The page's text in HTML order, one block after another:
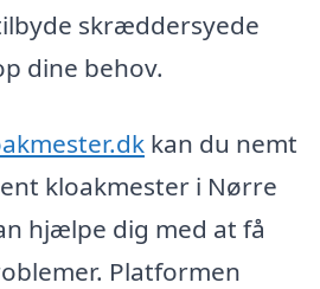
skræddersyede
dine behov.
kan du nemt
kloakmester i Nørre
hjælpe dig med at få
Platformen